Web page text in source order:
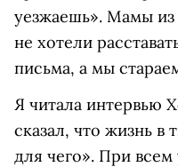
уезжаешь». Мамы
не хотели
письма, а мы
Я читала интервью
сказал, что жизнь
для чего». При